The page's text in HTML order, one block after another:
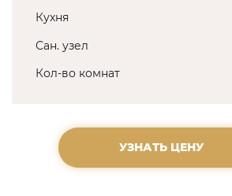
Кухня
Сан. узел
Кол-во комнат
УЗНАТЬ ЦЕНУ